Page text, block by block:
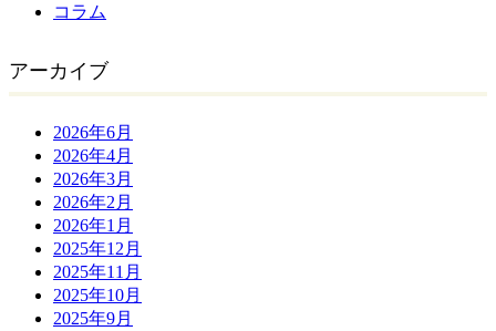
コラム
アーカイブ
2026年6月
2026年4月
2026年3月
2026年2月
2026年1月
2025年12月
2025年11月
2025年10月
2025年9月